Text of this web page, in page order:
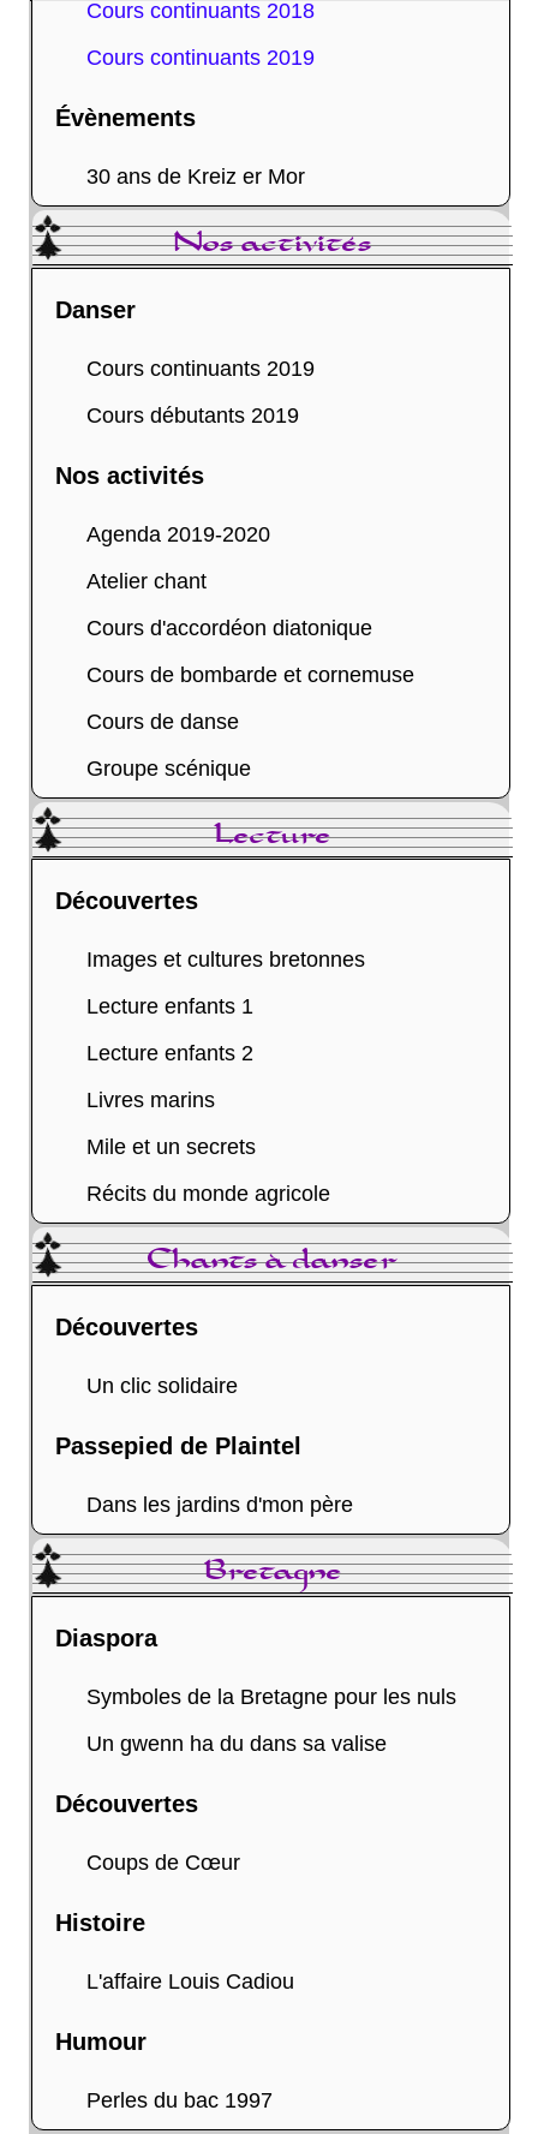
Cours continuants 2018
Cours continuants 2019
Évènements
30 ans de Kreiz er Mor
Nos activités
Danser
Cours continuants 2019
Cours débutants 2019
Nos activités
Agenda 2019-2020
Atelier chant
Cours d'accordéon diatonique
Cours de bombarde et cornemuse
Cours de danse
Groupe scénique
Lecture
Découvertes
Images et cultures bretonnes
Lecture enfants 1
Lecture enfants 2
Livres marins
Mile et un secrets
Récits du monde agricole
Chants à danser
Découvertes
Un clic solidaire
Passepied de Plaintel
Dans les jardins d'mon père
Bretagne
Diaspora
Symboles de la Bretagne pour les nuls
Un gwenn ha du dans sa valise
Découvertes
Coups de Cœur
Histoire
L'affaire Louis Cadiou
Humour
Perles du bac 1997